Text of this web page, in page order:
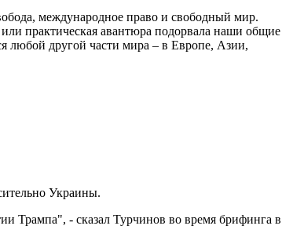
международное право и свободный мир.
практическая авантюра подорвала наши общие
любой другой части мира – в Европе, Азии,
Украины.
Трампа", - сказал Турчинов во время брифинга в